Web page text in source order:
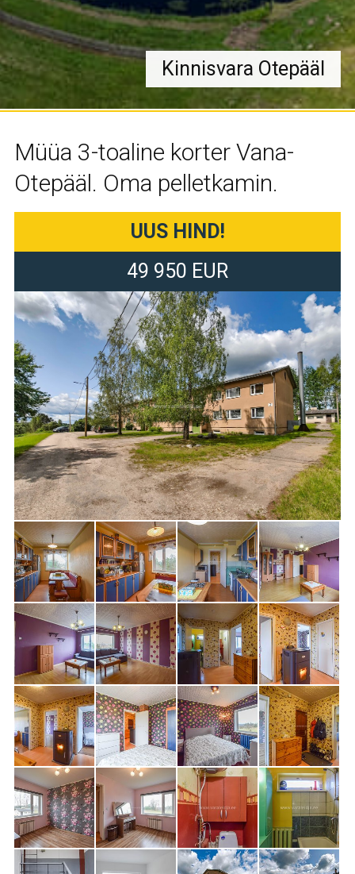
Kinnisvara Otepääl
Müüa 3-toaline korter Vana-
Otepääl. Oma pelletkamin.
UUS HIND!
49 950 EUR